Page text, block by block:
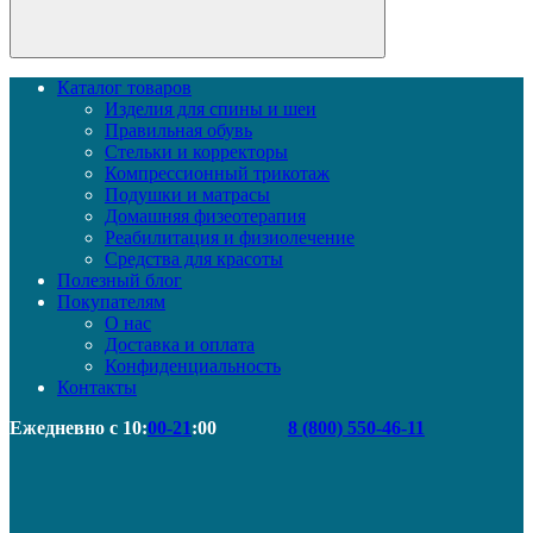
Каталог товаров
Изделия для спины и шеи
Правильная обувь
Стельки и корректоры
Компрессионный трикотаж
Подушки и матрасы
Домашняя физеотерапия
Реабилитация и физиолечение
Средства для красоты
Полезный блог
Покупателям
О нас
Доставка и оплата
Конфиденциальность
Контакты
Ежедневно с 10:00-21:00 8 (800) 550-46-11